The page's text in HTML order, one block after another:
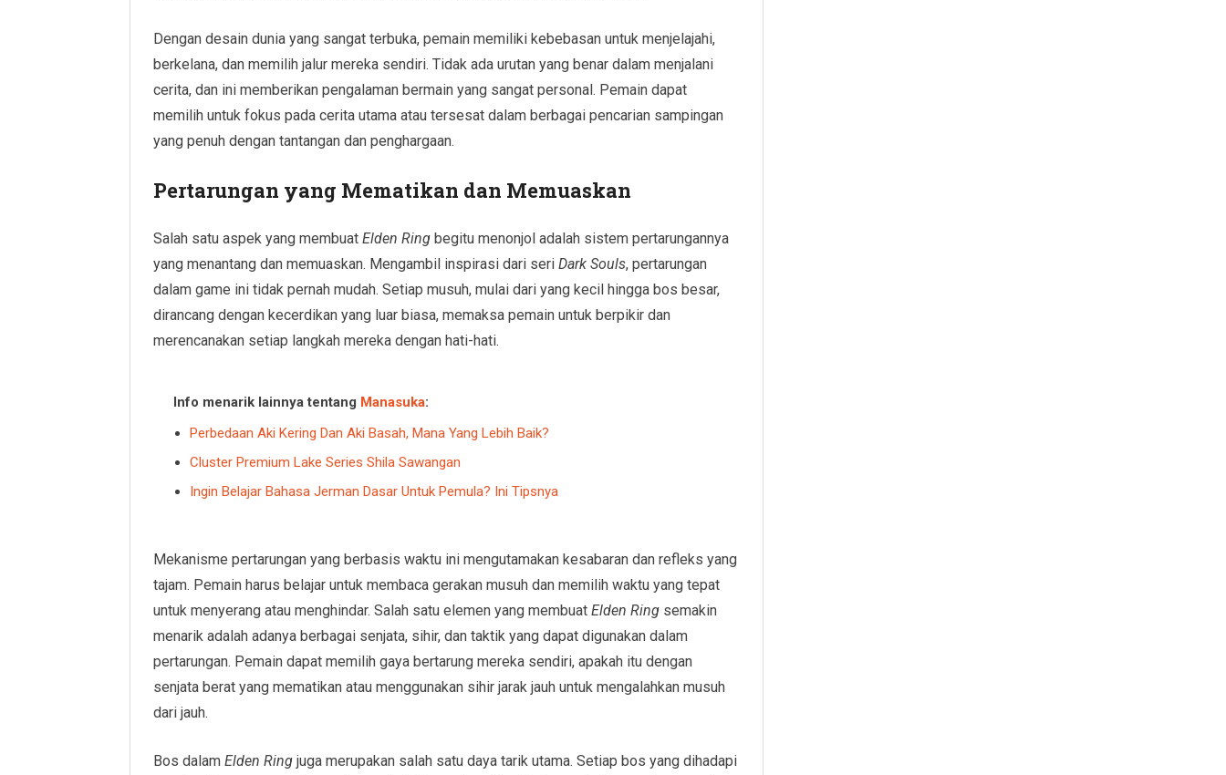
Dengan desain dunia yang sangat terbuka, pemain memiliki kebebasan untuk menjelajahi,
berkelana, dan memilih jalur mereka sendiri. Tidak ada urutan yang benar dalam menjalani
cerita, dan ini memberikan pengalaman bermain yang sangat personal. Pemain dapat
memilih untuk fokus pada cerita utama atau tersesat dalam berbagai pencarian sampingan
yang penuh dengan tantangan dan penghargaan.
Pertarungan yang Mematikan dan Memuaskan
Salah satu aspek yang membuat Elden Ring begitu menonjol adalah sistem pertarungannya
yang menantang dan memuaskan. Mengambil inspirasi dari seri Dark Souls, pertarungan
dalam game ini tidak pernah mudah. Setiap musuh, mulai dari yang kecil hingga bos besar,
dirancang dengan kecerdikan yang luar biasa, memaksa pemain untuk berpikir dan
merencanakan setiap langkah mereka dengan hati-hati.
Info menarik lainnya tentang Manasuka:
Perbedaan Aki Kering Dan Aki Basah, Mana Yang Lebih Baik?
Cluster Premium Lake Series Shila Sawangan
Ingin Belajar Bahasa Jerman Dasar Untuk Pemula? Ini Tipsnya
Mekanisme pertarungan yang berbasis waktu ini mengutamakan kesabaran dan refleks yang
tajam. Pemain harus belajar untuk membaca gerakan musuh dan memilih waktu yang tepat
untuk menyerang atau menghindar. Salah satu elemen yang membuat Elden Ring semakin
menarik adalah adanya berbagai senjata, sihir, dan taktik yang dapat digunakan dalam
pertarungan. Pemain dapat memilih gaya bertarung mereka sendiri, apakah itu dengan
senjata berat yang mematikan atau menggunakan sihir jarak jauh untuk mengalahkan musuh
dari jauh.
Bos dalam Elden Ring juga merupakan salah satu daya tarik utama. Setiap bos yang dihadapi